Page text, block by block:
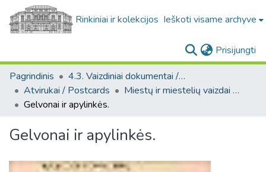
Rinkiniai ir kolekcijos Ieškoti visame archyve
Prisijungti
Pagrindinis
4.3. Vaizdiniai dokumentai / Visual documents
Atvirukai / Postcards
Miestų ir miestelių vaizdai atvirukuose / Postcard views of cities and towns
Gelvonai ir apylinkės.
Gelvonai ir apylinkės.